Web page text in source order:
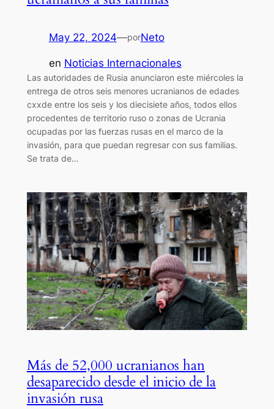
May 22, 2024—porNeto
en Noticias Internacionales
Las autoridades de Rusia anunciaron este miércoles la
entrega de otros seis menores ucranianos de edades
cxxde entre los seis y los diecisiete años, todos ellos
procedentes de territorio ruso o zonas de Ucrania
ocupadas por las fuerzas rusas en el marco de la
invasión, para que puedan regresar con sus familias.
Se trata de…
Más de 52,000 ucranianos han
desaparecido desde el inicio de la
invasión rusa